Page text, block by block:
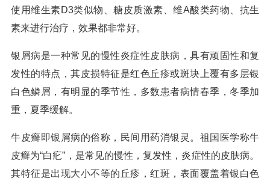
使用维生素D3类似物、糖皮质激素、维A酸类药物、抗生
素来进行治疗，效果都非常好。
银屑病是一种常见的慢性炎症性皮肤病，具有顽固性和复
发性的特点，其皮损特征是红色丘疹或斑块上覆有多层银
白色鳞屑，有明显的季节性，多数患者病情春季，冬季加
重，夏季缓解。
牛皮癣即银屑病的俗称，民间用药消银灵。祖国医学称牛
皮癣为“白疕”，是常见的慢性，复发性，炎症性的皮肤病。
其特征是出现大小不等的丘疹，红斑，表面覆盖着银白色